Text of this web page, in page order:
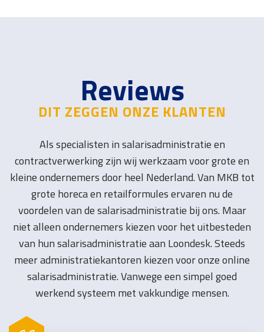
Reviews
DIT ZEGGEN ONZE KLANTEN
Als specialisten in salarisadministratie en
contractverwerking zijn wij werkzaam voor grote en
kleine ondernemers door heel Nederland. Van MKB tot
grote horeca en retailformules ervaren nu de
voordelen van de salarisadministratie bij ons. Maar
niet alleen ondernemers kiezen voor het uitbesteden
van hun salarisadministratie aan Loondesk. Steeds
meer administratiekantoren kiezen voor onze online
salarisadministratie. Vanwege een simpel goed
werkend systeem met vakkundige mensen.